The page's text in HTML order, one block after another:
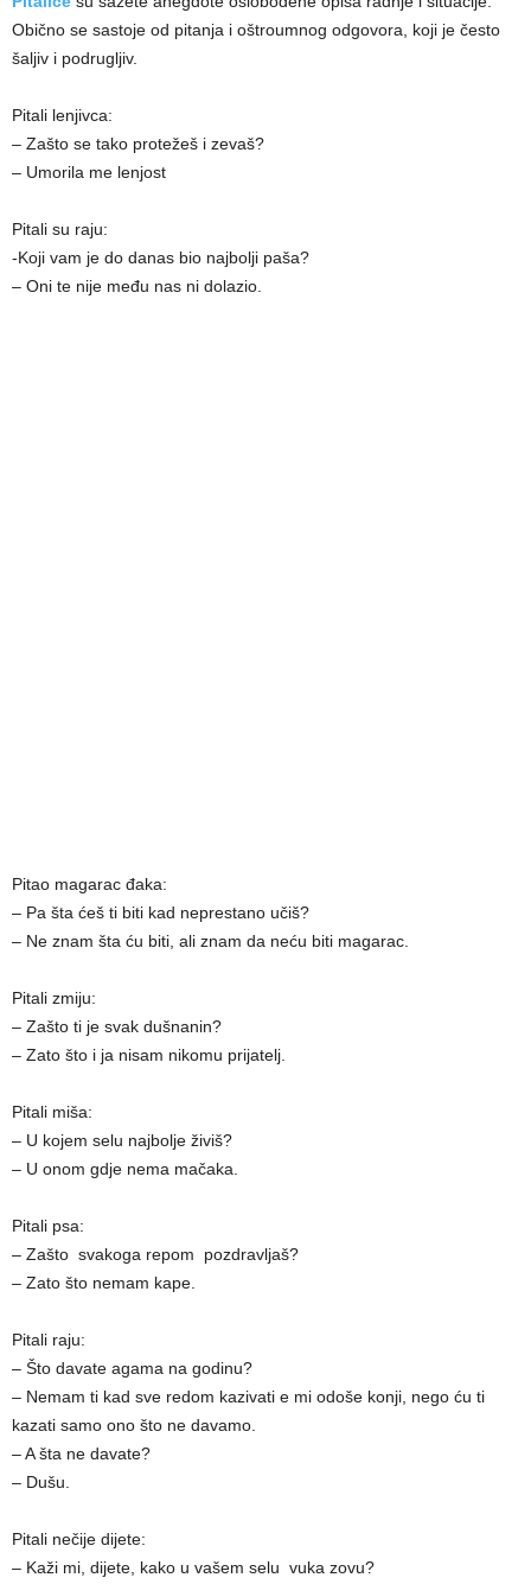
Obično se sastoje od pitanja i oštroumnog odgovora, koji je često
šalјiv i podruglјiv.
Pitali lenjivca:
– Zašto se tako protežeš i zevaš?
– Umorila me lenjost
Pitali su raju:
-Koji vam je do danas bio najbolјi paša?
– Oni te nije među nas ni dolazio.
Pitao magarac đaka:
– Pa šta ćeš ti biti kad neprestano učiš?
– Ne znam šta ću biti, ali znam da neću biti magarac.
Pitali zmiju:
– Zašto ti je svak dušnanin?
– Zato što i ja nisam nikomu prijatelj.
Pitali miša:
– U kojem selu najbolјe živiš?
– U onom gdje nema mačaka.
Pitali psa:
– Zašto svakoga repom pozdravlјaš?
– Zato što nemam kape.
Pitali raju:
– Što davate agama na godinu?
– Nemam ti kad sve redom kazivati e mi odoše konji, nego ću ti
kazati samo ono što ne davamo.
– A šta ne davate?
– Dušu.
Pitali nečije dijete:
– Kaži mi, dijete, kako u vašem selu vuka zovu?